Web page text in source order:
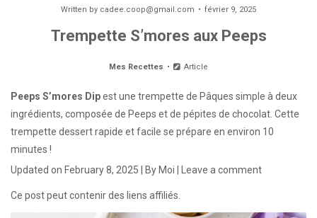
Written by cadee.coop@gmail.com février 9, 2025
Trempette S’mores aux Peeps
Mes Recettes Article
Peeps S’mores Dipest une trempette de Pâques simple à deux
ingrédients, composée de Peeps et de pépites de chocolat. Cette
trempette dessert rapide et facile se prépare en environ 10
minutes !
Updated on February 8, 2025 | By Moi Leave a comment
Ce post peut contenir des liens affiliés.